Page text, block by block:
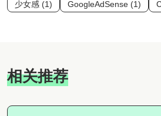
少女感 (1)
GoogleAdSense (1)
相关推荐